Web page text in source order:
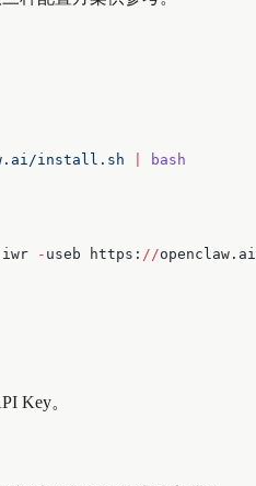
install.sh bash
- useb https: //openclaw.ai
Key。